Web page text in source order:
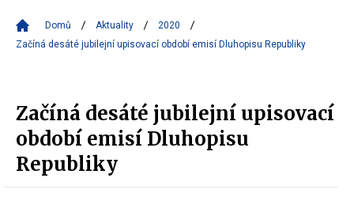
Domů Aktuality
2020
Začíná desáté jubilejní upisovací období emisí Dluhopisu Republiky
Začíná desáté jubilejní upisovací
období emisí Dluhopisu
Republiky